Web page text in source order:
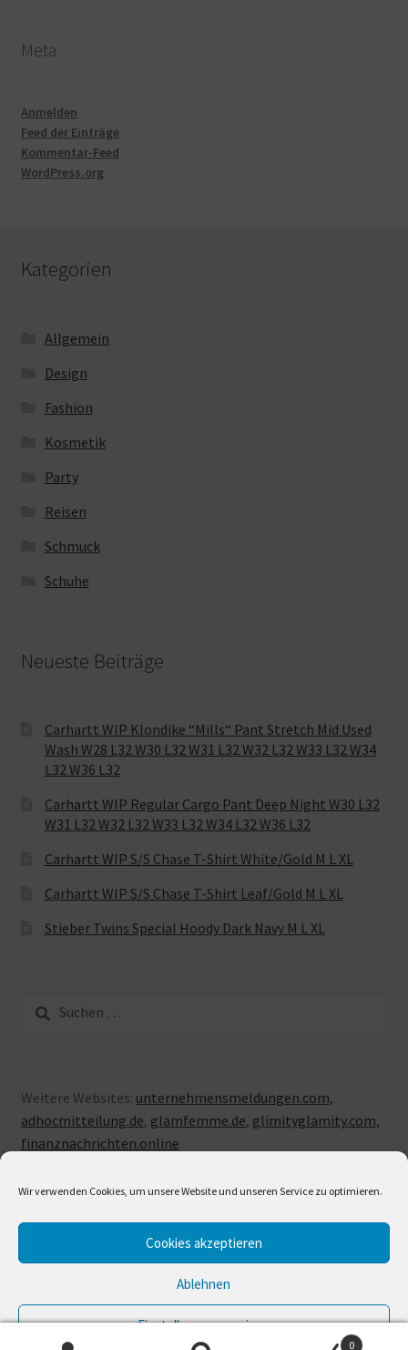
Wir verwenden Cookies, um unsere Website und unseren Service zu optimieren.
Cookies akzeptieren
Ablehnen
Einstellungen anzeigen
Meta
Anmelden
Feed der Einträge
Kommentar-Feed
WordPress.org
Kategorien
Allgemein
Design
Fashion
Kosmetik
Party
Reisen
Schmuck
Schuhe
Neueste Beiträge
Carhartt WIP Klondike “Mills“ Pant Stretch Mid Used
Wash W28 L32 W30 L32 W31 L32 W32 L32 W33 L32 W34
L32 W36 L32
Carhartt WIP Regular Cargo Pant Deep Night W30 L32
W31 L32 W32 L32 W33 L32 W34 L32 W36 L32
Carhartt WIP S/S Chase T-Shirt White/Gold M L XL
Carhartt WIP S/S Chase T-Shirt Leaf/Gold M L XL
Stieber Twins Special Hoody Dark Navy M L XL
Suche
nach:
Weitere Websites: unternehmensmeldungen.com,
adhocmitteilung.de, glamfemme.de, glimityglamity.com,
finanznachrichten.online
© LUXUSLOVE 2026
Erstellt mit Storefront & WooCommerce
0